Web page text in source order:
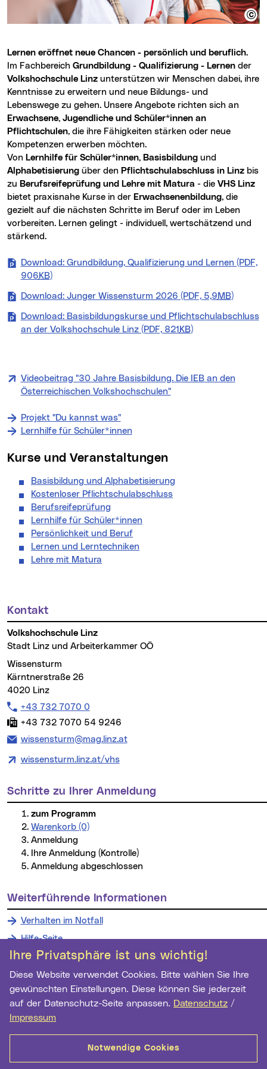
Ihre Privatsphäre ist uns wichtig!
Diese Website verwendet Cookies. Bitte wählen Sie Ihre
gewünschten Einstellungen. Diese können Sie jederzeit
auf der Datenschutz-Seite anpassen. Datenschutz /
Impressum
Notwendige Cookies
Lernen eröffnet neue Chancen - persönlich und beruflich.
Im Fachbereich Grundbildung - Qualifizierung - Lernen der
Volkshochschule Linz unterstützen wir Menschen dabei, ihre
Kenntnisse zu erweitern und neue Bildungs- und
Lebenswege zu gehen. Unsere Angebote richten sich an
Erwachsene, Jugendliche und Schüler*innen an
Pflichtschulen, die ihre Fähigkeiten stärken oder neue
Kompetenzen erwerben möchten.
Von Lernhilfe für Schüler*innen, Basisbildung und
Alphabetisierung über den Pflichtschulabschluss in Linz bis
zu Berufsreifeprüfung und Lehre mit Matura - die VHS Linz
bietet praxisnahe Kurse in der Erwachsenenbildung, die
gezielt auf die nächsten Schritte im Beruf oder im Leben
vorbereiten. Lernen gelingt - individuell, wertschätzend und
stärkend.
Download: Grundbildung, Qualifizierung und Lernen (PDF,
906 KB)
Download: Junger Wissensturm 2026 (PDF, 5,9 MB)
Download: Basisbildungskurse und Pflichtschulabschluss
an der Volkshochschule Linz (PDF, 821 KB)
Videobeitrag "30 Jahre Basisbildung. Die IEB an den
Österreichischen Volkshochschulen"
Projekt "Du kannst was"
Lernhilfe für Schüler*innen
Kurse und Veranstaltungen
Basisbildung und Alphabetisierung
Kostenloser Pflichtschulabschluss
Berufsreifeprüfung
Lernhilfe für Schüler*innen
Persönlichkeit und Beruf
Lernen und Lerntechniken
Lehre mit Matura
Weitere Informationen
Kontakt
Volkshochschule Linz
Stadt Linz und Arbeiterkammer OÖ
Wissensturm
Kärntnerstraße 26
4020 Linz
Telefon:
+43 732 7070 0
Fax:
+43 732 7070 54 9246
E-Mail Adresse:
wissensturm@mag.linz.at
wissensturm.linz.at/vhs
Schritte zu Ihrer Anmeldung
zum Programm
Warenkorb (0)
Anmeldung
Ihre Anmeldung (Kontrolle)
Anmeldung abgeschlossen
weiterführende Informationen
Verhalten im Notfall
Hilfe-Seite
Wichtige Links
Newsletter Anmeldung